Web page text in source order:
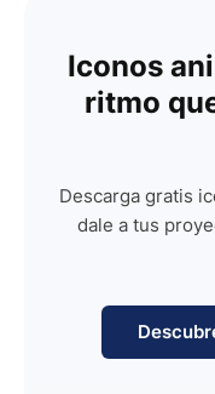
Iconos
ritmo
Descarga gratis
dale a tus